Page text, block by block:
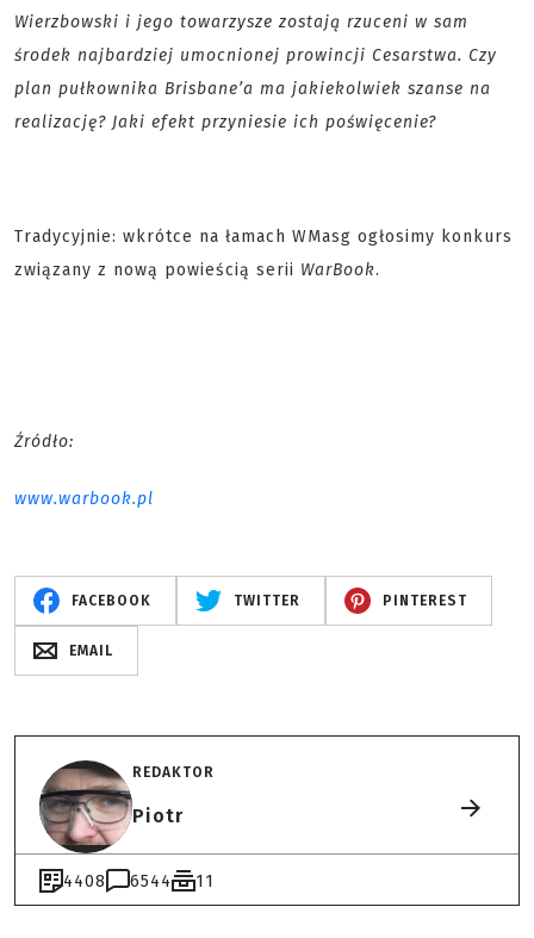
Wierzbowski i jego towarzysze zostają rzuceni w sam
środek najbardziej umocnionej prowincji Cesarstwa. Czy
plan pułkownika Brisbane’a ma jakiekolwiek szanse na
realizację? Jaki efekt przyniesie ich poświęcenie?
Tradycyjnie: wkrótce na łamach WMasg ogłosimy konkurs
związany z nową powieścią serii WarBook.
Źródło:
www.warbook.pl
FACEBOOK TWITTER PINTEREST
EMAIL
REDAKTOR
Piotr
4408 6544 11